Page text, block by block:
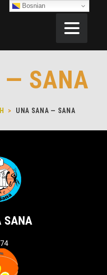
— SANA
> UNA SANA — SANA
SANA
Bosnian